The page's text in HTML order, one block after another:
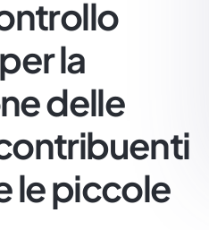
la
delle
le piccole